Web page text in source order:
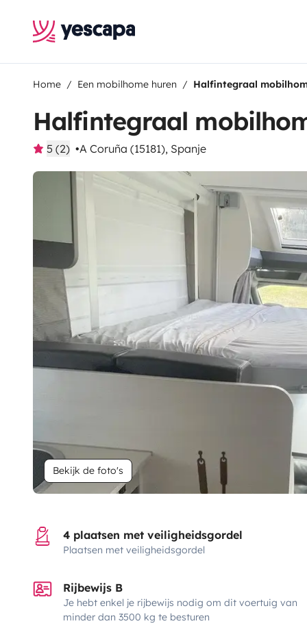
Home Een mobilhome huren Halfintegraal
Halfintegraal
5 (2) A Coruña (15181), Spanje
Bekijk de foto's
4 plaatsen met veiligheidsgordel
Plaatsen met veiligheidsgordel
Rijbewijs B
Je hebt enkel je rijbewijs nodig om dit voertuig van
minder dan 3500 kg te besturen